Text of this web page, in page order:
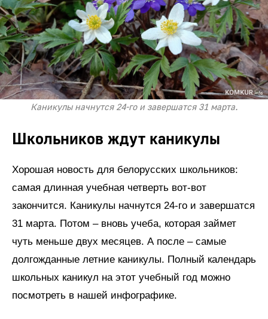
Каникулы начнутся 24-го и завершатся 31 марта.
Школьников ждут каникулы
Хорошая новость для белорусских школьников:
самая длинная учебная четверть вот-вот
закончится. Каникулы начнутся 24-го и завершатся
31 марта. Потом – вновь учеба, которая займет
чуть меньше двух месяцев. А после – самые
долгожданные летние каникулы. Полный календарь
школьных каникул на этот учебный год можно
посмотреть в нашей инфографике.